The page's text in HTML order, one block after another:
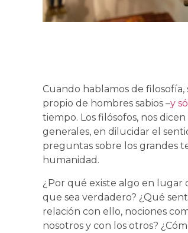
Cuando hablamos de
propio de hombres sabios –y
tiempo. Los filósofos, nos
generales, en dilucidar el
preguntas sobre los grandes
humanidad.
¿Por qué existe algo en lugar
que sea verdadero? ¿Qué
relación con ello, nociones
nosotros y con los otros?